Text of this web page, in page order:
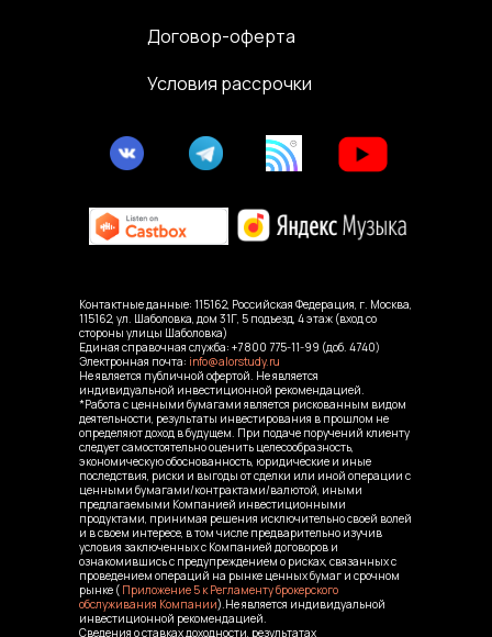
Договор-оферта
Условия рассрочки
Контактные данные: 115162, Российская Федерация, г. Москва,
115162, ул. Шаболовка, дом 31Г, 5 подъезд, 4 этаж (вход со
стороны улицы Шаболовка)
Единая справочная служба: +7 800 775-11-99 (доб. 4740)
Электронная почта: info@alorstudy.ru
Не является публичной офертой. Не является
индивидуальной инвестиционной рекомендацией.
*Работа с ценными бумагами является рискованным видом
деятельности, результаты инвестирования в прошлом не
определяют доход в будущем. При подаче поручений клиенту
следует самостоятельно оценить целесообразность,
экономическую обоснованность, юридические и иные
последствия, риски и выгоды от сделки или иной операции с
ценными бумагами/контрактами/валютой, иными
предлагаемыми Компанией инвестиционными
продуктами, принимая решения исключительно своей волей
и в своем интересе, в том числе предварительно изучив
условия заключенных с Компанией договоров и
ознакомившись с предупреждением о рисках, связанных с
проведением операций на рынке ценных бумаг и срочном
рынке ( Приложение 5 к Регламенту брокерского
обслуживания Компании).Не является индивидуальной
инвестиционной рекомендацией.
Сведения о ставках доходности, результатах